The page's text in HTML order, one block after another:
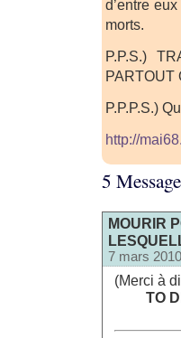
d’entre
morts.
P.P.S.)
PARTOUT
P.P.P.S.)
http://
5
MOURIR
7 mars
(Merci à
TO